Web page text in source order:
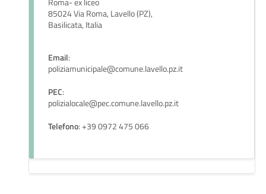
85024 Via Roma, Lavello (PZ),
Basilicata, Italia
Email:
poliziamunicipale@comune.lavello.pz.it
PEC:
polizialocale@pec.comune.lavello.pz.it
Telefono: +39 0972 475 066